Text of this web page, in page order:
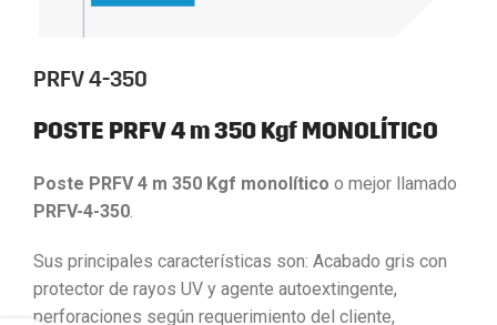
PRFV 4-350
POSTE PRFV 4 m 350 Kgf MONOLÍTICO
Poste PRFV 4 m 350 Kgf monolítico o mejor llamado
PRFV-4-350.
Sus principales características son: Acabado gris con
protector de rayos UV y agente autoextingente,
perforaciones según requerimiento del cliente,